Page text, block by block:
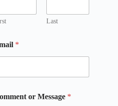
Last
*
or Message *